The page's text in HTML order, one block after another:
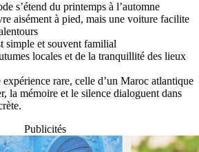
s’étend du printemps à l’automne
aisément à pied, mais une voiture facilite
simple et souvent familial
locales et de la tranquillité des lieux
rare, celle d’un Maroc atlantique
la mémoire et le silence dialoguent dans
Publicités